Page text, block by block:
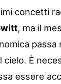
concetti
, ma il
passa
cielo. È
essere